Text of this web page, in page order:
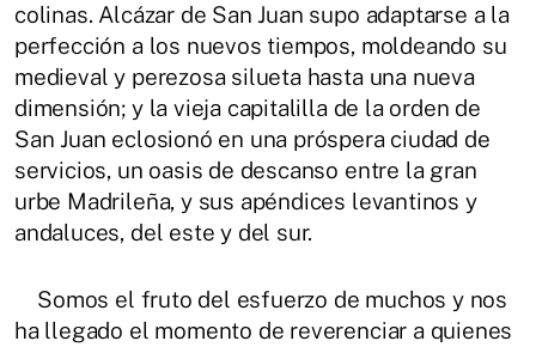
colinas. Alcázar de San Juan supo adaptarse a la
perfección a los nuevos tiempos, moldeando su
medieval y perezosa silueta hasta una nueva
dimensión; y la vieja capitalilla de la orden de
San Juan eclosionó en una próspera ciudad de
servicios, un oasis de descanso entre la gran
urbe Madrileña, y sus apéndices levantinos y
andaluces, del este y del sur.
Somos el fruto del esfuerzo de muchos y nos
ha llegado el momento de reverenciar a quienes